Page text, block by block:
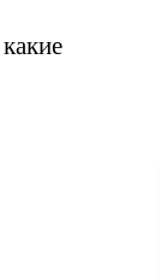
какие